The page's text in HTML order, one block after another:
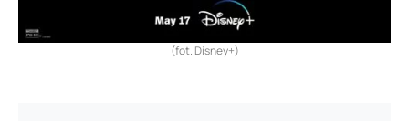
(fot. Disney+)